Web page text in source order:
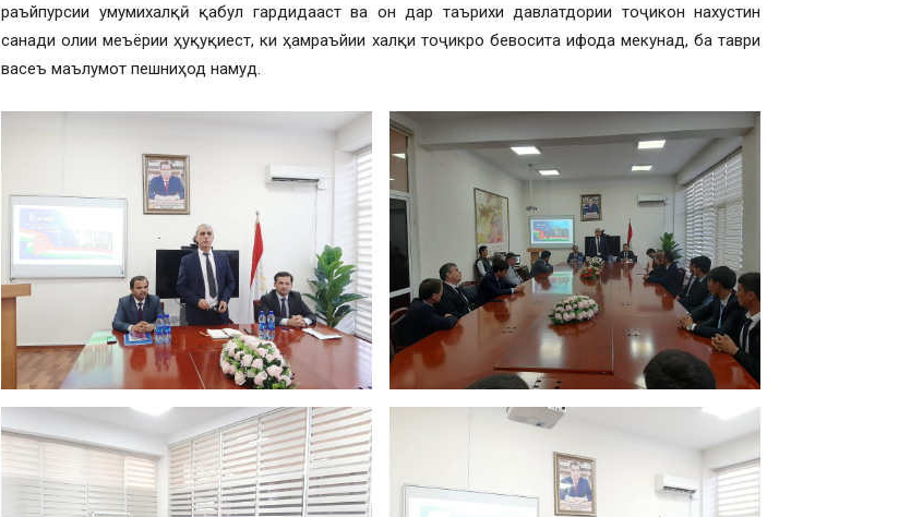
раъйпурсии умумихалқӣ қабул гардидааст ва он дар таърихи давлатдории тоҷикон нахустин
санади олии меъёрии ҳуқуқиест, ки ҳамраъйии халқи тоҷикро бевосита ифода мекунад, ба таври
васеъ маълумот пешниҳод намуд.